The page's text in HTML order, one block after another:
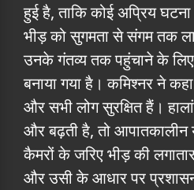
हुई है, ताकि कोई अप्रिय
भीड़ को सुगमता से संगम तक
उनके गंतव्य तक पहुंचाने के लिए
बनाया गया है। कमिश्नर ने
और सभी लोग सुरक्षित हैं।
और बढ़ती है, तो आपातकालीन
कैमरों के जरिए भीड़ की
और उसी के आधार पर